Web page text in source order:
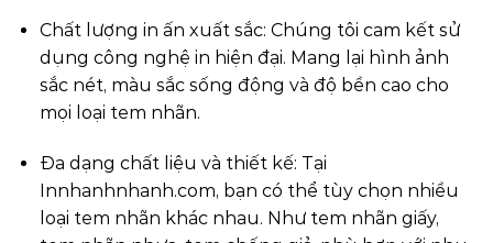
Chất lượng in ấn xuất sắc: Chúng tôi cam kết sử
dụng công nghệ in hiện đại. Mang lại hình ảnh
sắc nét, màu sắc sống động và độ bền cao cho
mọi loại tem nhãn.
Đa dạng chất liệu và thiết kế: Tại
Innhanhnhanh.com, bạn có thể tùy chọn nhiều
loại tem nhãn khác nhau. Như tem nhãn giấy,